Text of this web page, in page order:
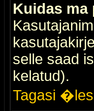
Kuidas ma
selle saad
kelatud).
Tagasi �les